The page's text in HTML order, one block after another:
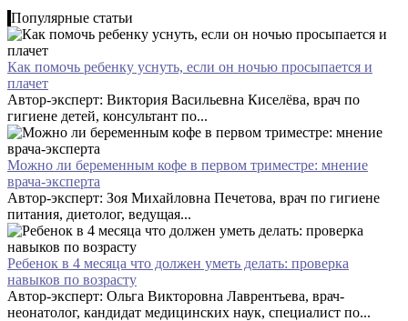
Популярные статьи
Как помочь ребенку уснуть, если он ночью просыпается и
плачет
Автор-эксперт: Виктория Васильевна Киселёва, врач по
гигиене детей, консультант по...
Можно ли беременным кофе в первом триместре: мнение
врача-эксперта
Автор-эксперт: Зоя Михайловна Печетова, врач по гигиене
питания, диетолог, ведущая...
Ребенок в 4 месяца что должен уметь делать: проверка
навыков по возрасту
Автор-эксперт: Ольга Викторовна Лаврентьева, врач-
неонатолог, кандидат медицинских наук, специалист по...